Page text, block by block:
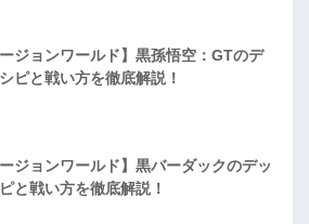
ージョンワールド】黒孫悟空：GTのデ
ピと戦い方を徹底解説！
ージョンワールド】黒バーダックのデッ
と戦い方を徹底解説！